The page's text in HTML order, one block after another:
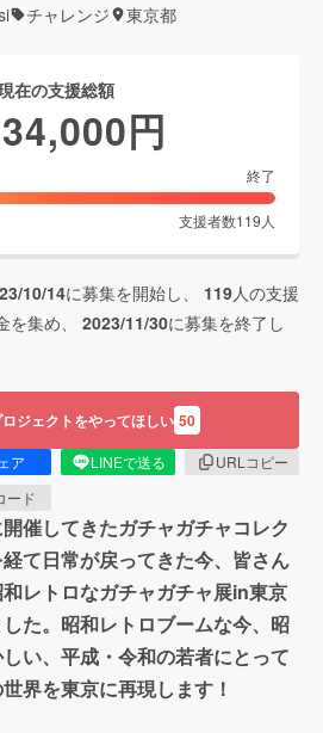
チャレンジ 東京都
在の支援総額
円
終了
支援者数119 人
10/14に募集を開始し、 119人の支援
を集め、 2023/11/30に募集を終了し
ジェクトをやってほしい 50
ア LINEで送る
URLコピー
ード
催してきたガチャガチャコレク
て日常が戻ってきた今、皆さん
レトロなガチャガチャ展in東京
た。昭和レトロブームな今、昭
い、平成・令和の若者にとって
界を東京に再現します！